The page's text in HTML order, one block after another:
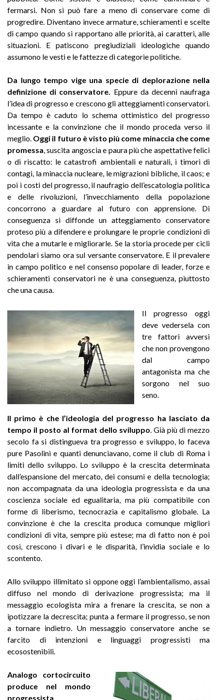
fermarsi. Non si può fare a meno di conservare come di
progredire. Diventano invece armature, schieramenti e scelte
di campo quando si rapportano alle priorità, ai caratteri, alle
situazioni. E patiscono pregiudiziali ideologiche quando
assumono le vesti e le fattezze di categorie politiche
Da lungo tempo vige una specie di deplorazione nella
definizione di conservatore.
Eppure da decenni naufraga
l’idea di progresso e crescono gli atteggiamenti conservatori.
Da tempo è caduto lo schema ottimistico del progresso
incessante e la convinzione che il mondo proceda verso il
meglio. Oggi il futuro è visto più come minaccia che come
promessa , suscita angoscia e paura più che aspettative felici
o di riscatto: le catastrofi ambientali e naturali, i timori di
contagi, la minaccia nucleare, le migrazioni bibliche, il caos; e
poi i costi del progresso, il naufragio dell’escatologia politica
e delle rivoluzioni, l’invecchiamento della popolazione
concorrono a guardare al futuro con apprensione. Di
conseguenza si diffonde un atteggiamento conservatore
proteso più a difendere e prolungare le proprie condizioni di
vita che a mutarle e migliorarle. Se la storia procede per cicli
pendolari siamo ora sul versante conservatore. E il prevalere
in campo politico e nel consenso popolare di leader, forze e
schieramenti conservatori ne è una conseguenza, piuttosto
che una causa.
Il progresso oggi
deve vedersela con
tre fattori avversi
che non provengono
dal campo
antagonista ma che
sorgono nel suo
seno.
Il primo è che l’ideologia del progresso ha lasciato da
tempo il posto al format dello sviluppo . Già più di mezzo
secolo fa si distingueva tra progresso e sviluppo, lo faceva
pure Pasolini e quanti denunciavano, come il club di Roma i
limiti dello sviluppo. Lo sviluppo è la crescita determinata
dall’espansione del mercato, dei consumi e della tecnologia;
non accompagnata da una ideologia progressista e da una
coscienza sociale ed egualitaria, ma più compatibile con
forme di liberismo, tecnocrazia e capitalismo globale. La
convinzione è che la crescita produca comunque migliori
condizioni di vita, sempre più estese; ma di fatto non è poi
così, crescono i divari e le disparità, l’invidia sociale e lo
scontento.
Allo sviluppo illimitato si oppone oggi l’ambientalismo, assai
diffuso nel mondo di derivazione progressista; ma il
messaggio ecologista mira a frenare la crescita, se non a
ipotizzare la decrescita; punta a fermare il progresso, se non
a tornare indietro. Un messaggio conservatore anche se
farcito di intenzioni e linguaggi progressisti ma
ecosostenibili.
Analogo cortocircuito
produce nel mondo
progressista